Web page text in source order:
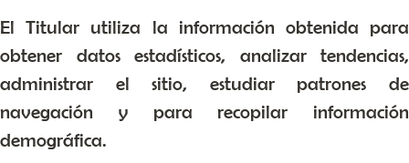
El Titular utiliza la información obtenida para
obtener datos estadísticos, analizar tendencias,
administrar el sitio, estudiar patrones de
navegación y para recopilar información
demográfica.